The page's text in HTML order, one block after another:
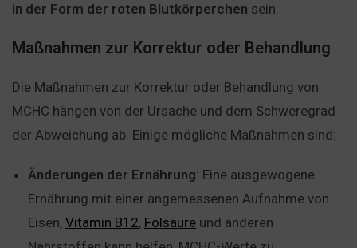
in der Form der roten Blutkörperchen sein.
Maßnahmen zur Korrektur oder Behandlung
Die Maßnahmen zur Korrektur oder Behandlung von
MCHC hängen von der Ursache und dem Schweregrad
der Abweichung ab. Einige mögliche Maßnahmen sind:
Änderungen der Ernährung: Eine ausgewogene
Ernährung mit einer angemessenen Aufnahme von
Eisen, Vitamin B12, Folsäure und anderen